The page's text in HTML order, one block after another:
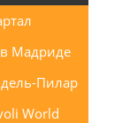
Мадриде
Пилар
World